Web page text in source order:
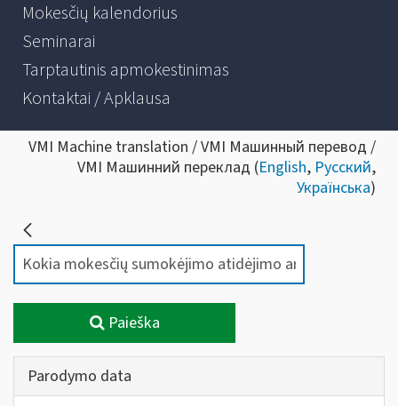
Mokesčių kalendorius
Seminarai
Tarptautinis apmokestinimas
Kontaktai / Apklausa
VMI Machine translation / VMI Машинный перевод /
VMI Машинний переклад (English, Русский,
Українська)
Paieška
Parodymo data